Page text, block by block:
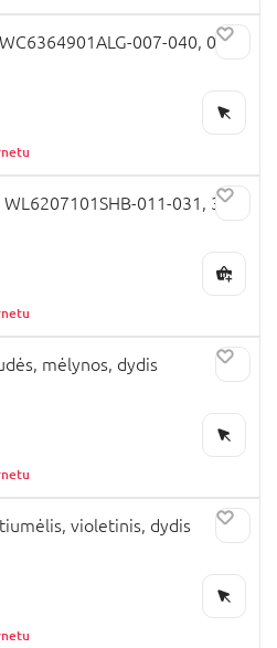
007-040, 040
011-031, 31
mėlynos, dydis
violetinis, dydis